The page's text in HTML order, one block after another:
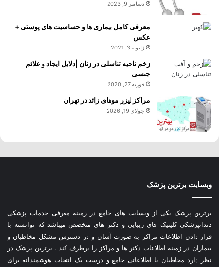
دسامبر 9, 2023
معرفی کامل بیماری ها و حساسیت های پوستی +
عکس
ژانویه 3, 2021
زخم ناحیه تناسلی در زنان |دلایل ایجاد و علائم
جنسی
فوریه 27, 2020
مراکز لیزر موهای زائد در تهران
جولای 19, 2026
وبسایت برترین پزشک
برترین پزشک یکی از وبسایت های جامع در زمینه معرفی خدمات پزشکی
دندانپزشکی کلینیک های زیبایی و دکتر های متخصص میباشد که توانسته با
قرار دادن اطلاعات مراکز به صورت آسان و در دسترس مشکل مخاطبان و
بیماران در زمینه اطلاعات دکتر ها و مراکز را برطرف کند . برترین پزشک در
نظر دارد مخاطبان با اطلاعاتی جامع و درست یک انتخاب هوشمندانه برای